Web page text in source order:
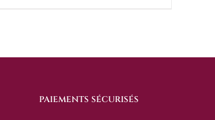
PAIEMENTS SÉCURISÉS